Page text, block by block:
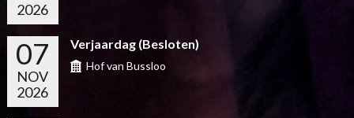
2026
07
NOV
2026
Verjaardag (Besloten)
Hof van Bussloo